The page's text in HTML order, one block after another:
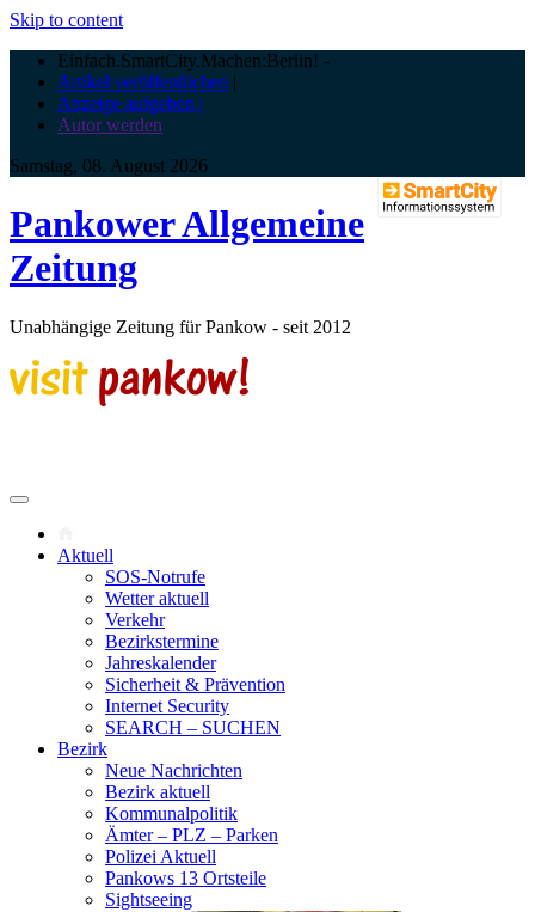
Skip to content
Einfach.SmartCity.Machen:Berlin! -
Artikel veröffentlichen |
Anzeige aufgeben |
Autor werden
Samstag, 08. August 2026
Pankower Allgemeine
Zeitung
Unabhängige Zeitung für Pankow - seit 2012
Aktuell
SOS-Notrufe
Wetter aktuell
Verkehr
Bezirkstermine
Jahreskalender
Sicherheit & Prävention
Internet Security
SEARCH – SUCHEN
Bezirk
Neue Nachrichten
Bezirk aktuell
Kommunalpolitik
Ämter – PLZ – Parken
Polizei Aktuell
Pankows 13 Ortsteile
Sightseeing